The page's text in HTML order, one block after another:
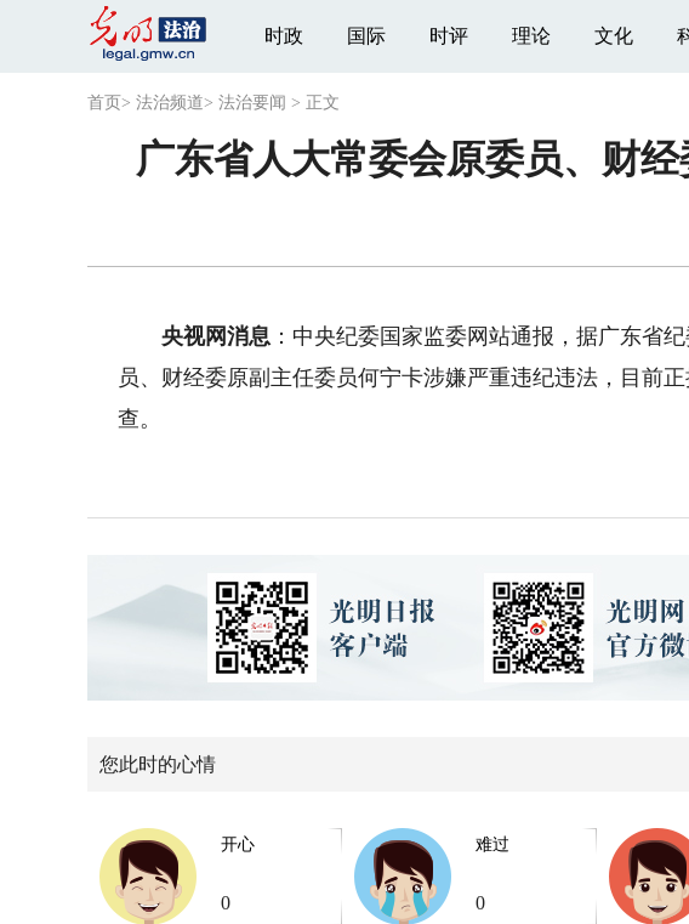
时政 国际 时评 理论 文化
首页 > 法治频道> 法治要闻 > 正文
广东省人大常委会原委员、财
央视网消息 ：中央纪委国家监委网站通报，据广东省
员、财经委原副主任委员何宁卡涉嫌严重违纪违法，目前
查。
您此时的心情
开心
0
难过
0